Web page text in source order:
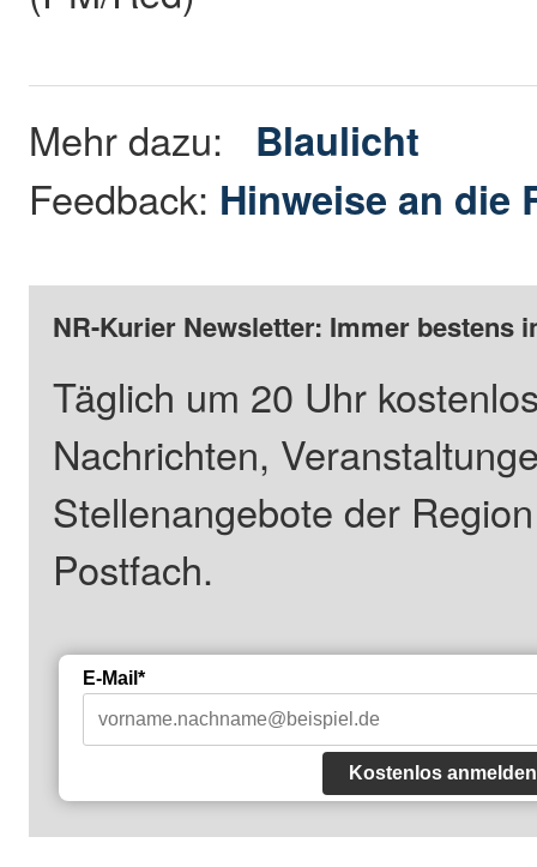
Mehr dazu: Blaulicht
Feedback: Hinweise an die
NR-Kurier Newsletter: Immer bestens
Täglich um 20 Uhr
Nachrichten,
Stellenangebote der
Postfach.
E-Mail*
Kostenlos anmelden